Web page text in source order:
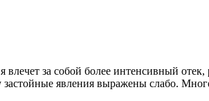
за собой более интенсивный
явления выражены слабо.